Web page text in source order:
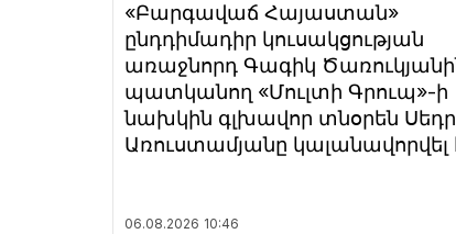
«Բարգավաճ Հայաստան»
ընդդիմադիր կուսակցության
առաջնորդ Գագիկ
պատկանող «Մուլտի Գրուպ»-ի
նախկին գլխավոր տնօրեն
Առուստամյանը կալանավորվել
06.08.2026 10:46